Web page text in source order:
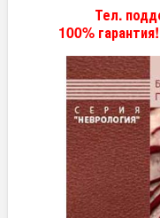
Тел.
100%